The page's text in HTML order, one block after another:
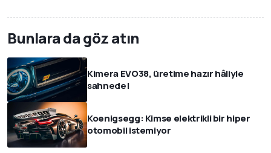
Bunlara da göz atın
Kimera EVO38, üretime hazır hâliyle
sahnede!
Koenigsegg: Kimse elektrikli bir hiper
otomobil istemiyor